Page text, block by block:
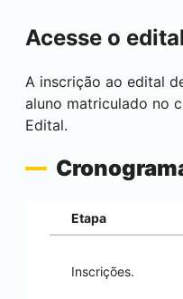
Acesse o
A inscrição ao edital
aluno matriculado no
Edital.
Etapa
Inscrições.